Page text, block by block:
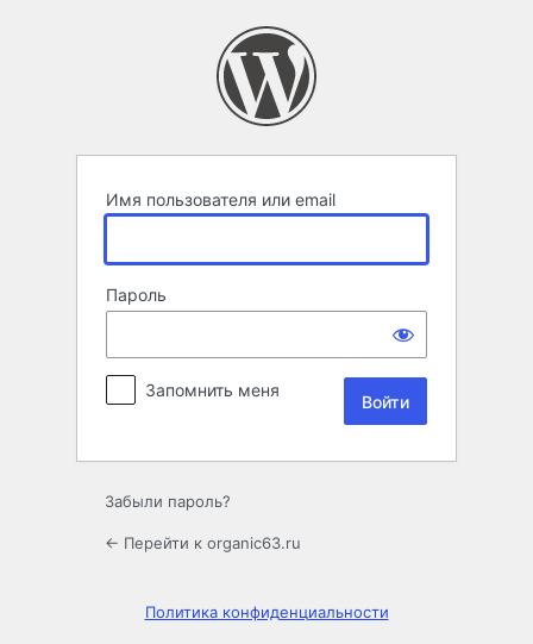
Имя пользователя или email
Пароль
Запомнить меня
Забыли пароль?
← Перейти к organic63.ru
Политика конфиденциальности